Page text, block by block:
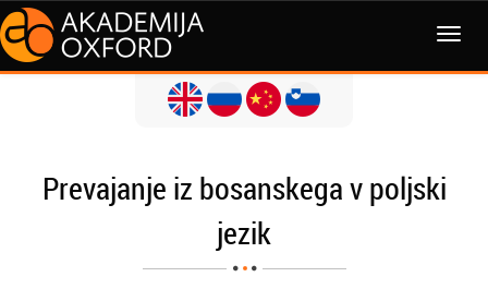
MENI
Prevajanje iz bosanskega v poljski
jezik